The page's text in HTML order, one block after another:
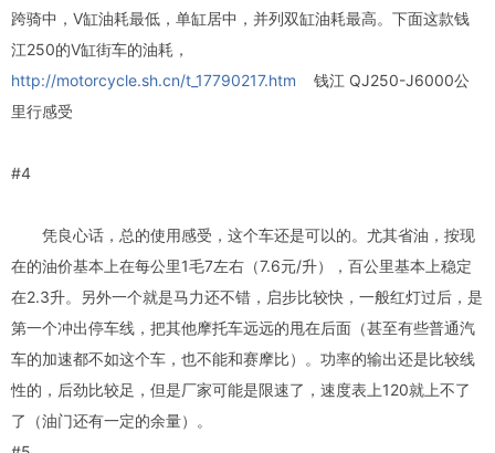
跨骑中，V缸油耗最低，单缸居中，并列双缸油耗最高。下面这款钱
江250的V缸街车的油耗，
http://motorcycle.sh.cn/t_17790217.htm 钱江 QJ250-J6000公
里行感受
#4
凭良心话，总的使用感受，这个车还是可以的。尤其省油，按现
在的油价基本上在每公里1毛7左右（7.6元/升），百公里基本上稳定
在2.3升。另外一个就是马力还不错，启步比较快，一般红灯过后，是
第一个冲出停车线，把其他摩托车远远的甩在后面（甚至有些普通汽
车的加速都不如这个车，也不能和赛摩比）。功率的输出还是比较线
性的，后劲比较足，但是厂家可能是限速了，速度表上120就上不了
了（油门还有一定的余量）。